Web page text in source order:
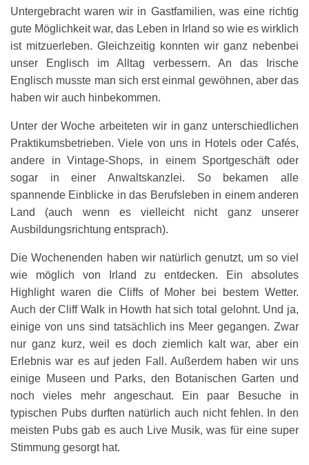
Untergebracht waren wir in Gastfamilien, was eine richtig
gute Möglichkeit war, das Leben in Irland so wie es wirklich
ist mitzuerleben. Gleichzeitig konnten wir ganz nebenbei
unser Englisch im Alltag verbessern. An das Irische
Englisch musste man sich erst einmal gewöhnen, aber das
haben wir auch hinbekommen.
Unter der Woche arbeiteten wir in ganz unterschiedlichen
Praktikumsbetrieben. Viele von uns in Hotels oder Cafés,
andere in Vintage-Shops, in einem Sportgeschäft oder
sogar in einer Anwaltskanzlei. So bekamen alle
spannende Einblicke in das Berufsleben in einem anderen
Land (auch wenn es vielleicht nicht ganz unserer
Ausbildungsrichtung entsprach).
Die Wochenenden haben wir natürlich genutzt, um so viel
wie möglich von Irland zu entdecken. Ein absolutes
Highlight waren die Cliffs of Moher bei bestem Wetter.
Auch der Cliff Walk in Howth hat sich total gelohnt. Und ja,
einige von uns sind tatsächlich ins Meer gegangen. Zwar
nur ganz kurz, weil es doch ziemlich kalt war, aber ein
Erlebnis war es auf jeden Fall. Außerdem haben wir uns
einige Museen und Parks, den Botanischen Garten und
noch vieles mehr angeschaut. Ein paar Besuche in
typischen Pubs durften natürlich auch nicht fehlen. In den
meisten Pubs gab es auch Live Musik, was für eine super
Stimmung gesorgt hat.